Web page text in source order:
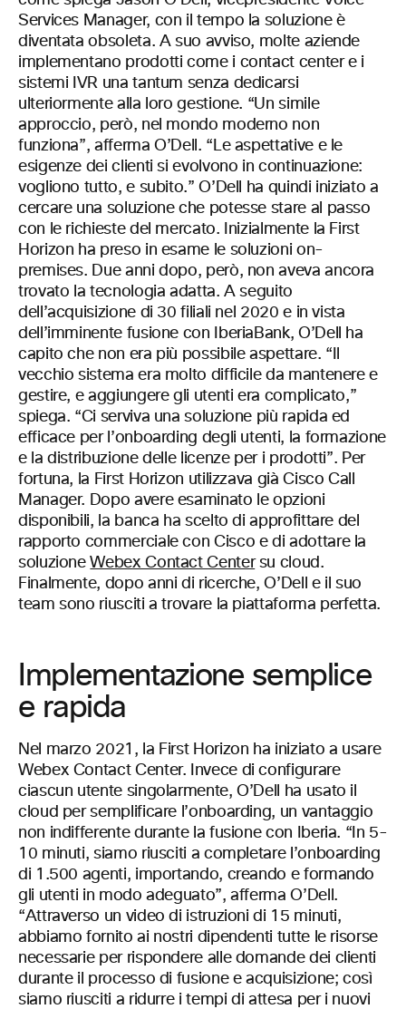
Services Manager, con il tempo la soluzione è
diventata obsoleta. A suo avviso, molte aziende
implementano prodotti come i contact center e i
sistemi IVR una tantum senza dedicarsi
ulteriormente alla loro gestione. “Un simile
approccio, però, nel mondo moderno non
funziona”, afferma O’Dell. “Le aspettative e le
esigenze dei clienti si evolvono in continuazione:
vogliono tutto, e subito.” O’Dell ha quindi iniziato a
cercare una soluzione che potesse stare al passo
con le richieste del mercato. Inizialmente la First
Horizon ha preso in esame le soluzioni on-
premises. Due anni dopo, però, non aveva ancora
trovato la tecnologia adatta. A seguito
dell’acquisizione di 30 filiali nel 2020 e in vista
dell’imminente fusione con IberiaBank, O’Dell ha
capito che non era più possibile aspettare. “Il
vecchio sistema era molto difficile da mantenere e
gestire, e aggiungere gli utenti era complicato,”
spiega. “Ci serviva una soluzione più rapida ed
efficace per l’onboarding degli utenti, la formazione
e la distribuzione delle licenze per i prodotti”. Per
fortuna, la First Horizon utilizzava già Cisco Call
Manager. Dopo avere esaminato le opzioni
disponibili, la banca ha scelto di approfittare del
rapporto commerciale con Cisco e di adottare la
soluzioneWebex Contact Centersu cloud.
Finalmente, dopo anni di ricerche, O’Dell e il suo
team sono riusciti a trovare la piattaforma perfetta.
Implementazione semplice
e rapida
Nel marzo 2021, la First Horizon ha iniziato a usare
Webex Contact Center. Invece di configurare
ciascun utente singolarmente, O’Dell ha usato il
cloud per semplificare l’onboarding, un vantaggio
non indifferente durante la fusione con Iberia. “In 5-
10 minuti, siamo riusciti a completare l’onboarding
di 1.500 agenti, importando, creando e formando
gli utenti in modo adeguato”, afferma O’Dell.
“Attraverso un video di istruzioni di 15 minuti,
abbiamo fornito ai nostri dipendenti tutte le risorse
necessarie per rispondere alle domande dei clienti
durante il processo di fusione e acquisizione; così
siamo riusciti a ridurre i tempi di attesa per i nuovi